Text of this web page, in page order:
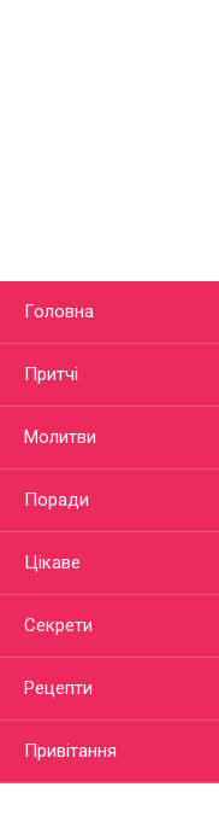
Головна
Притчі
Молитви
Поради
Цікаве
Секрети
Рецепти
Привітання